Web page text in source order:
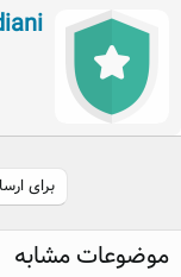
W
e
b
y
برای
موضوعات مشابه